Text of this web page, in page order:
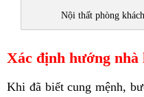
Nội thất phòng
Xác định hướng nhà
Khi đã biết cung mệnh,